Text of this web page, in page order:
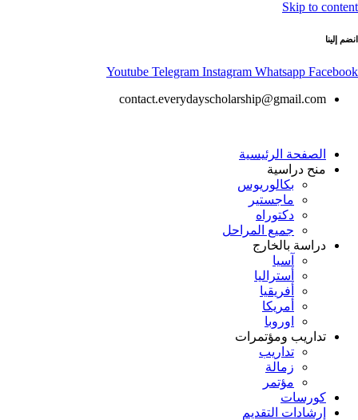
Skip to content
انضم إلينا
Youtube Telegram Instagram Whatsapp Facebook
contact.everydayscholarship@gmail.com
الصفحة الرئيسية
منح دراسية
بكالوريوس
ماجستير
دكتوراه
جميع المراحل
دراسة بالخارج
آسيا
أستراليا
أفريقيا
أمريكا
اوروبا
تداريب ومؤتمرات
تداريب
زمالة
مؤتمر
كورسات
إرشادات التقديم